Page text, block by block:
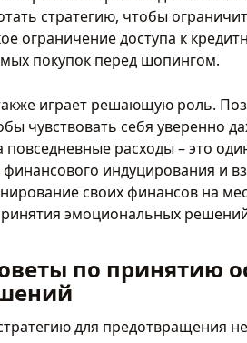
стратегию, чтобы
ограничение доступа к
покупок перед шопингом.
играет решающую роль.
чувствовать себя уверенно
расходы – это
индуцирования и
своих финансов на
эмоциональных
по принятию
для предотвращения